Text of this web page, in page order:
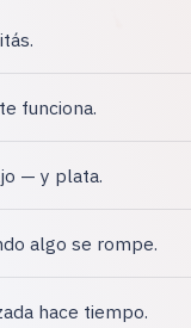
funciona.
— y plata.
algo se rompe.
hace tiempo.